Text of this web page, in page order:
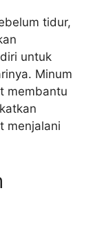
tidur,
untuk
Minum
membantu
menjalani